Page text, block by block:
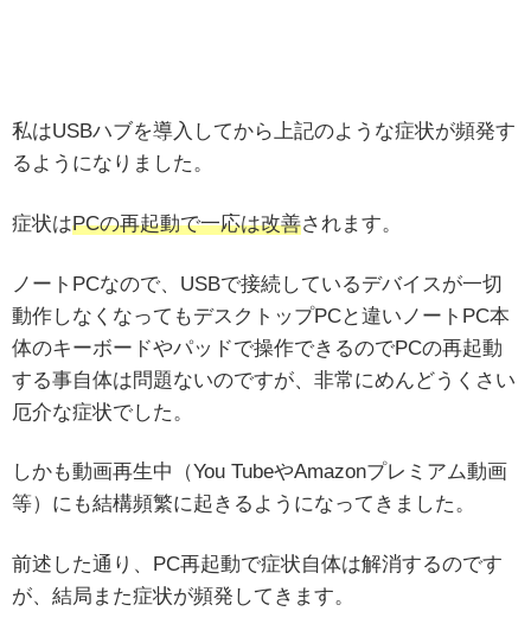
私はUSBハブを導入してから上記のような症状が頻発す
るようになりました。
症状はPCの再起動で一応は改善されます。
ノートPCなので、USBで接続しているデバイスが一切
動作しなくなってもデスクトップPCと違いノートPC本
体のキーボードやパッドで操作できるのでPCの再起動
する事自体は問題ないのですが、非常にめんどうくさい
厄介な症状でした。
しかも動画再生中（You TubeやAmazonプレミアム動画
等）にも結構頻繁に起きるようになってきました。
前述した通り、PC再起動で症状自体は解消するのです
が、結局また症状が頻発してきます。